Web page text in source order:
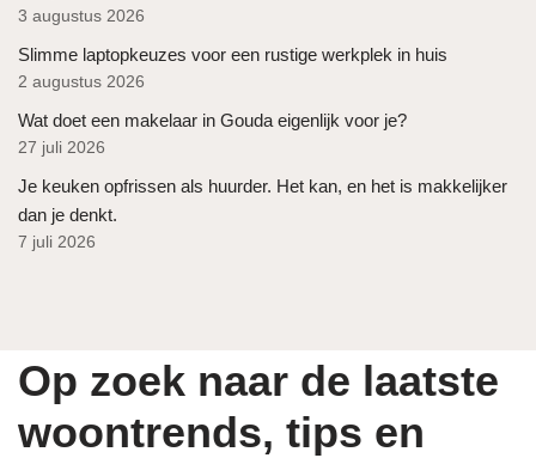
3 augustus 2026
Slimme laptopkeuzes voor een rustige werkplek in huis
2 augustus 2026
Wat doet een makelaar in Gouda eigenlijk voor je?
27 juli 2026
Je keuken opfrissen als huurder. Het kan, en het is makkelijker
dan je denkt.
7 juli 2026
Op zoek naar de laatste
woontrends, tips en